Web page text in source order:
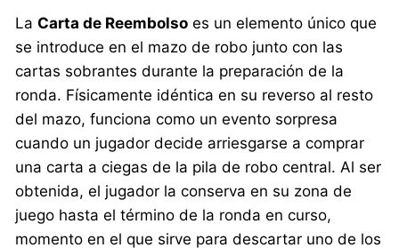
LaCarta de Reembolso es un elemento único que
se introduce en el mazo de robo junto con las
cartas sobrantes durante la preparación de la
ronda. Físicamente idéntica en su reverso al resto
del mazo, funciona como un evento sorpresa
cuando un jugador decide arriesgarse a comprar
una carta a ciegas de la pila de robo central. Al ser
obtenida, el jugador la conserva en su zona de
juego hasta el término de la ronda en curso,
momento en el que sirve para descartar uno de los